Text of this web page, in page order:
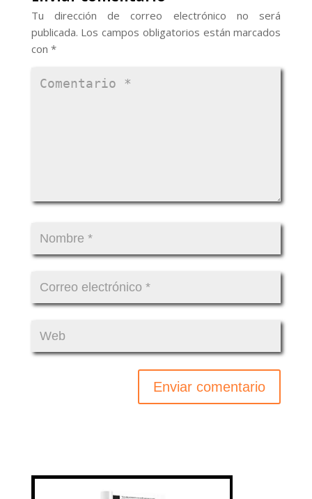
Tu dirección de correo electrónico no será
publicada. Los campos obligatorios están marcados
con *